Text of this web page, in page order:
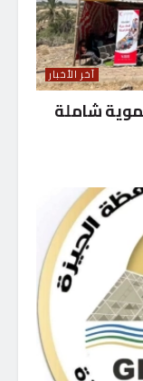
آخر الأخبار
شاملة